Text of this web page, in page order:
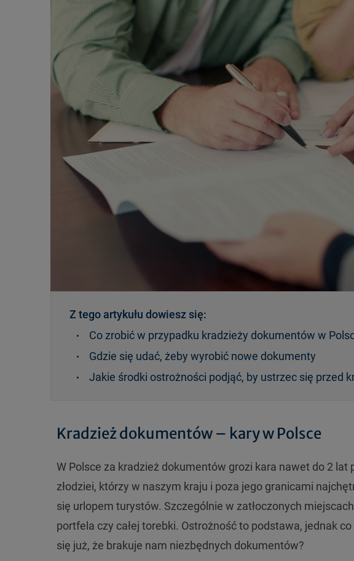
Z tego artykułu dowiesz się:
Co zrobić w przypadku kradzieży dokumentów w
Gdzie się udać, żeby wyrobić nowe dokumenty
Jakie środki ostrożności podjąć, by ustrzec się przed
Kradzież dokumentów – kary w Polsce
W Polsce za kradzież dokumentów grozi kara nawet do 2
złodziei, którzy w naszym kraju i poza jego granicami
się urlopem turystów. Szczególnie w zatłoczonych
portfela czy całej torebki. Ostrożność to podstawa, jednak
się już, że brakuje nam niezbędnych dokumentów?